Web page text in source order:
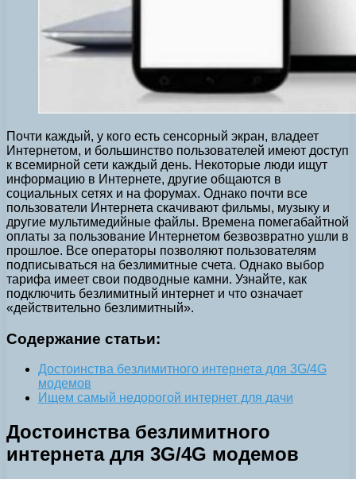
Почти каждый, у кого есть сенсорный экран, владеет
Интернетом, и большинство пользователей имеют доступ
к всемирной сети каждый день. Некоторые люди ищут
информацию в Интернете, другие общаются в
социальных сетях и на форумах. Однако почти все
пользователи Интернета скачивают фильмы, музыку и
другие мультимедийные файлы. Времена помегабайтной
оплаты за пользование Интернетом безвозвратно ушли в
прошлое. Все операторы позволяют пользователям
подписываться на безлимитные счета. Однако выбор
тарифа имеет свои подводные камни. Узнайте, как
подключить безлимитный интернет и что означает
«действительно безлимитный».
Содержание статьи:
Достоинства безлимитного интернета для 3G/4G
модемов
Ищем самый недорогой интернет для дачи
Достоинства безлимитного
интернета для 3G/4G модемов